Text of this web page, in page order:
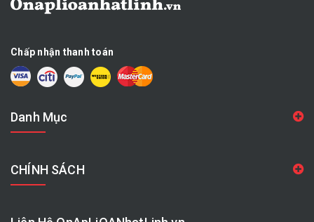
Chấp nhận thanh toán
Danh Mục
CHÍNH SÁCH